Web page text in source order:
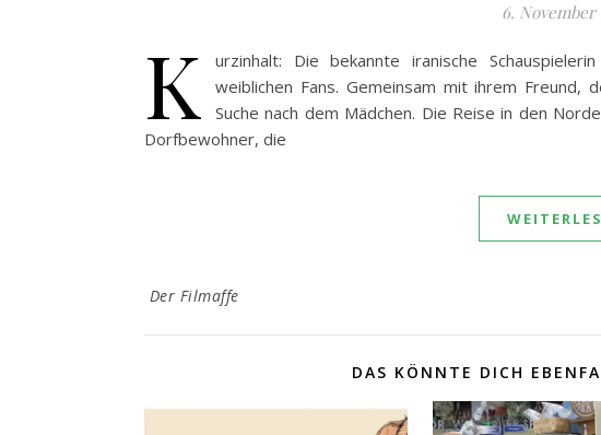
6. November
K
urzinhalt: Die bekannte iranische
weiblichen Fans. Gemeinsam mit ihrem Freund,
Suche nach dem Mädchen. Die Reise in den
Dorfbewohner, die
Der Filmaffe
DAS KÖNNTE DICH